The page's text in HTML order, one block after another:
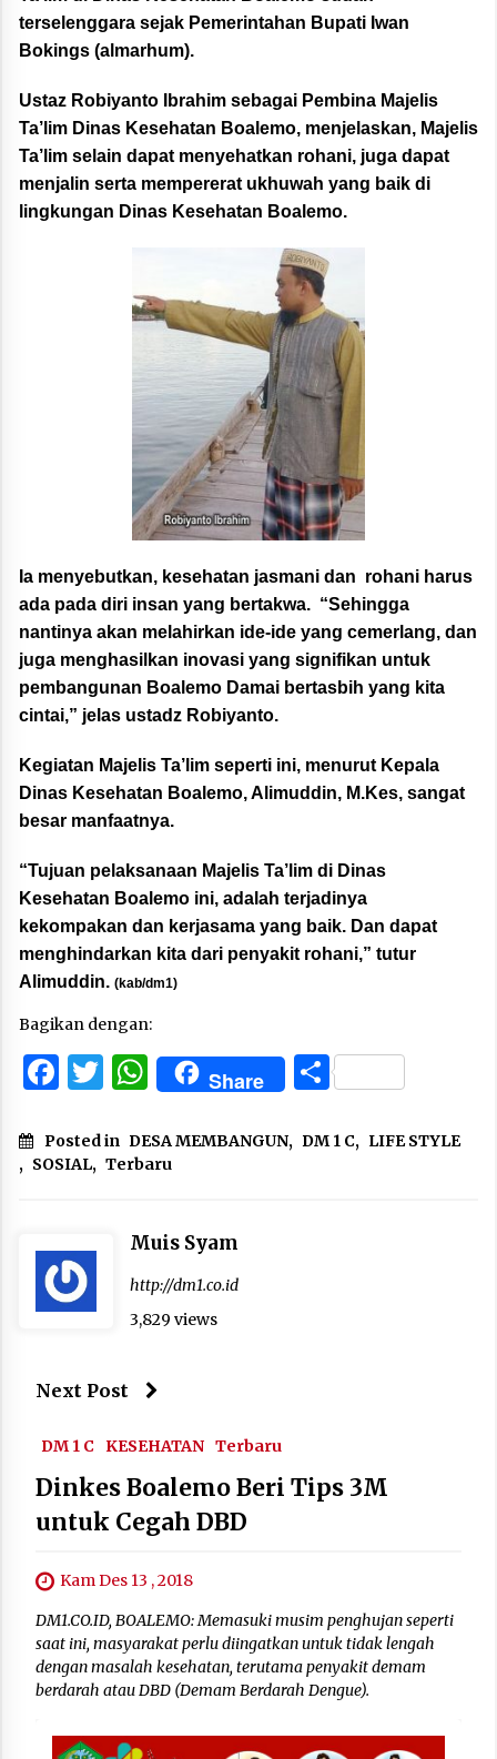
terselenggara sejak Pemerintahan Bupati Iwan
Bokings (almarhum).
Ustaz Robiyanto Ibrahim sebagai Pembina Majelis
Ta’lim Dinas Kesehatan Boalemo, menjelaskan, Majelis
Ta’lim selain dapat menyehatkan rohani, juga dapat
menjalin serta mempererat ukhuwah yang baik di
lingkungan Dinas Kesehatan Boalemo.
Ia menyebutkan, kesehatan jasmani dan rohani harus
ada pada diri insan yang bertakwa. “Sehingga
nantinya akan melahirkan ide-ide yang cemerlang, dan
juga menghasilkan inovasi yang signifikan untuk
pembangunan Boalemo Damai bertasbih yang kita
cintai,” jelas ustadz Robiyanto.
Kegiatan Majelis Ta’lim seperti ini, menurut Kepala
Dinas Kesehatan Boalemo, Alimuddin, M.Kes, sangat
besar manfaatnya.
“Tujuan pelaksanaan Majelis Ta’lim di Dinas
Kesehatan Boalemo ini, adalah terjadinya
kekompakan dan kerjasama yang baik. Dan dapat
menghindarkan kita dari penyakit rohani,” tutur
Alimuddin. (kab/dm1)
Bagikan dengan:
Facebook
Twitter
WhatsApp
Share Share
Posted in DESA MEMBANGUN, DM 1 C, LIFE STYLE
, SOSIAL, Terbaru
Muis Syam
http://dm1.co.id
3,829 views
Next Post
DM 1 C KESEHATAN Terbaru
Dinkes Boalemo Beri Tips 3M
untuk Cegah DBD
Kam Des 13 , 2018
DM1.CO.ID, BOALEMO: Memasuki musim penghujan seperti
saat ini, masyarakat perlu diingatkan untuk tidak lengah
dengan masalah kesehatan, terutama penyakit demam
berdarah atau DBD (Demam Berdarah Dengue).